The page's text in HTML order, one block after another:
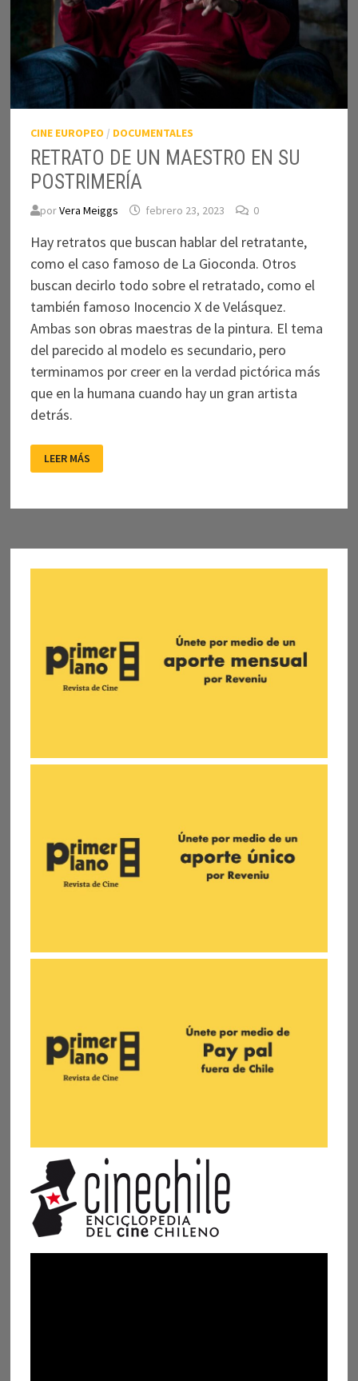
CINE EUROPEO / DOCUMENTALES
RETRATO DE UN MAESTRO EN SU
POSTRIMERÍA
porVera Meiggs febrero 23, 2023 0
Hay retratos que buscan hablar del retratante,
como el caso famoso de La Gioconda. Otros
buscan decirlo todo sobre el retratado, como el
también famoso Inocencio X de Velásquez.
Ambas son obras maestras de la pintura. El tema
del parecido al modelo es secundario, pero
terminamos por creer en la verdad pictórica más
que en la humana cuando hay un gran artista
detrás.
RETRATO
DE
UN
SU
LEER MÁS